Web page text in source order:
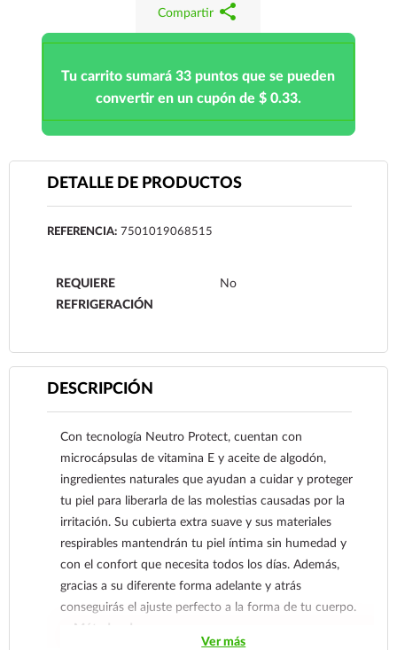
Compartir share
Tu carrito sumará 33 puntos que se pueden
convertir en un cupón de $ 0.33.
DETALLE DE PRODUCTOS
REFERENCIA: 7501019068515
REQUIERE
REFRIGERACIÓN
No
DESCRIPCIÓN
Con tecnología Neutro Protect, cuentan con
microcápsulas de vitamina E y aceite de algodón,
ingredientes naturales que ayudan a cuidar y proteger
tu piel para liberarla de las molestias causadas por la
irritación. Su cubierta extra suave y sus materiales
respirables mantendrán tu piel íntima sin humedad y
con el confort que necesita todos los días. Además,
gracias a su diferente forma adelante y atrás
conseguirás el ajuste perfecto a la forma de tu cuerpo.
Métodos de pago
Ver más